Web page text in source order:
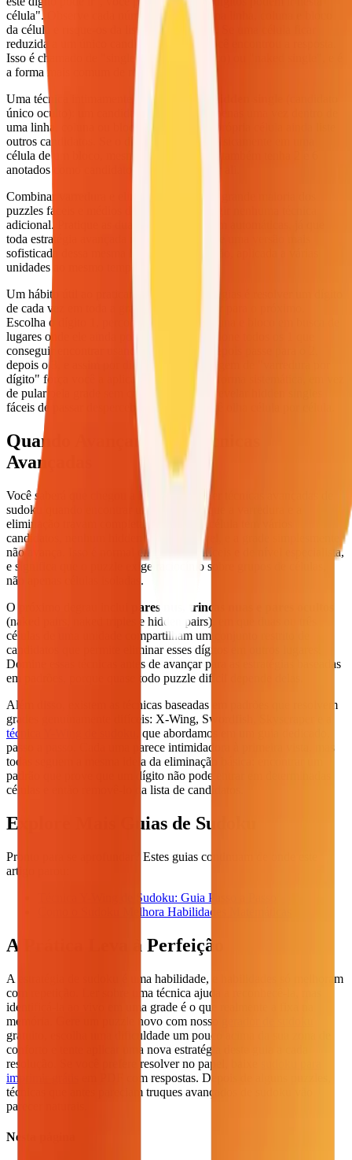
célula". Observe cada número já presente na linha, coluna e bloco
da célula e risque-os da lista de candidatos. Se uma célula ficar
reduzida a um único candidato restante, você encontrou a resposta.
Isso é chamado de "single" (candidato único) ou "naked single", e é
a forma mais comum de resolver puzzles.
Uma técnica intimamente relacionada é o
hidden single
único oculto): um candidato que aparece apenas uma vez dentro de
uma linha, coluna ou bloco, mesmo que a própria célula ainda liste
outros candidatos. Se o dígito 4 só couber fisicamente em uma
célula de um bloco, mesmo que essa célula também tenha 2 e 6
anotados como candidatos, o 4 precisa ficar ali.
Combinar varredura e eliminação resolve a grande maioria dos
puzzles fáceis e médios de sudoku sem exigir nenhuma técnica
adicional. Pratique as duas até que se tornem automáticas, já que
toda estratégia avançada nada mais é do que uma versão mais
sofisticada dessa mesma lógica de eliminação, aplicada a várias
unidades ao mesmo tempo.
Um hábito útil ao praticar essas duas estratégias é resolver um dígito
de cada vez em toda a grade antes de passar para o próximo.
Escolha o dígito 1, percorra cada linha, coluna e bloco em busca de
lugares onde ele ainda possa entrar, e posicione todos os 1 que
conseguir encontrar usando pura lógica. Depois passe para o 2,
depois o 3, e assim por diante. Essa abordagem de "varredura por
dígito" força você a aplicar a varredura de forma sistemática, em vez
de pular pela grade sem critério, e tende a revelar hidden singles
fáceis de passar despercebidos quando você olha célula por célula.
Quando Avançar para Técnicas
Avançadas
Você saberá que chegou a hora de aprender técnicas avançadas de
sudoku quando encontrar um puzzle em que a varredura e a
eliminação travam completamente. Toda célula tem vários
candidatos, nenhum hidden single é visível, e a grade simplesmente
não avança. Isso é normal em puzzles difíceis e de nível especialista,
e significa que o puzzle exige raciocínio sobre grupos de células,
não apenas células isoladas.
O próximo degrau inclui
pares nus, trincas nuas e pares ocultos
(naked pairs, naked triples e hidden pairs), em que duas ou três
células de uma unidade compartilham um conjunto restrito de
candidatos que permite eliminar esses dígitos em outros lugares.
Domine essas técnicas antes de avançar para as estratégias baseadas
em padrões, porque quase todo puzzle difícil depende delas.
Além disso, existem as técnicas baseadas em padrões que resolvem
grades genuinamente difíceis: X-Wing, Swordfish, Skyscraper e a
técnica Y-Wing de sudoku
, que abordamos em um guia dedicado,
passo a passo. Cada uma parece intimidadora à primeira vista, mas
todas seguem a mesma ideia da eliminação básica: encontrar um
padrão que prove que um dígito não pode entrar em determinadas
células e então removê-lo da lista de candidatos.
Explore Mais Guias de Sudoku
Pronto para se aprofundar? Estes guias continuam de onde este
artigo parou:
Técnica Y-Wing de Sudoku: Guia Passo a Passo
Como o Sudoku Melhora Habilidades Matemáticas
A Prática Leva à Perfeição
A estratégia de sudoku é uma habilidade, e habilidades só melhoram
com repetição. Ler sobre uma técnica ajuda a reconhecê-la, mas
identificá-la ao vivo em uma grade é o que realmente a fixa na
memória. Gere um puzzle novo com nosso
gratuito, escolha uma dificuldade um pouco acima da sua zona de
conforto e tente aplicar uma nova estratégia deste guia a cada
resolução. Se você prefere resolver no papel, baixe
imprimir grátis
em PDF com respostas. Depois de alguns puzzles,
técnicas que antes pareciam truques avançados de sudoku vão
parecer naturais.
Nesta página